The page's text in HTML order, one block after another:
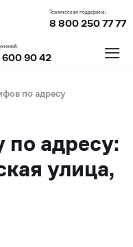
Техническая поддержка:
8 800 250 77 77
90 42 ≡
по адресу
адресу:
улица,